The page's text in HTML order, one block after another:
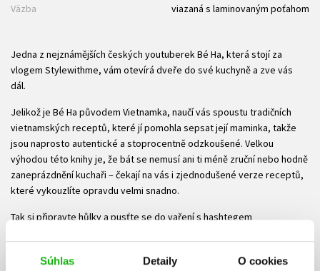
Súhlas Detaily O cookies
Väzba
viazaná s laminovaným poťahom
Jedna z nejznámějších českých youtuberek Bé Ha, která stojí za
vlogem Stylewithme, vám otevírá dveře do své kuchyně a zve vás
dál.
Jelikož je Bé Ha původem Vietnamka, naučí vás spoustu tradičních
vietnamských receptů, které jí pomohla sepsat její maminka, takže
jsou naprosto autentické a stoprocentně odzkoušené. Velkou
výhodou této knihy je, že bát se nemusí ani ti méně zruční nebo hodně
zaneprázdnění kuchaři – čekají na vás i zjednodušené verze receptů,
které vykouzlíte opravdu velmi snadno.
Tak si připravte hůlky a pusťte se do vaření s hashtegem
Súbory na stiahnutie